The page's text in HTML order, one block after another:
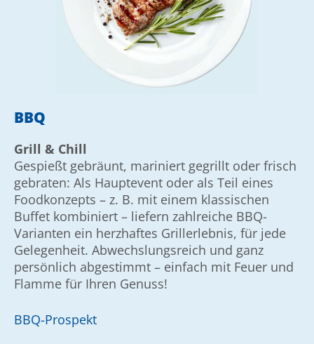
BBQ
Grill & Chill
Gespießt gebräunt, mariniert gegrillt oder frisch
gebraten: Als Haupt­event oder als Teil eines
Food­konzepts – z. B. mit einem klas­sischen
Buffet kombiniert – liefern zahlreiche BBQ-
Varianten ein herz­haftes Grill­erlebnis, für jede
Gelegen­heit. Ab­wechs­lungs­reich und ganz
persönlich abgestimmt – einfach mit Feuer und
Flamme für Ihren Genuss!
BBQ-Prospekt